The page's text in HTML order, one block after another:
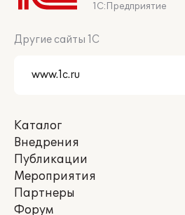
1С:Предприятие
Другие сайты 1С
Каталог
Внедрения
Публикации
Мероприятия
Партнеры
Форум